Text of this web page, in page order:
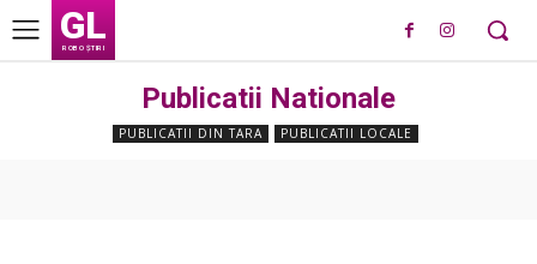
GL
ROBO ȘTIRI
Publicatii Nationale
PUBLICATII DIN TARA PUBLICATII LOCALE